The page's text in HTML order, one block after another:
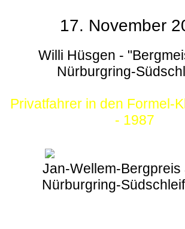
17. November
Willi Hüsgen -
Nürburgring-
Privatfahrer in den Formel-
- 1987
Jan-Wellem-Bergpreis
Nürburgring-